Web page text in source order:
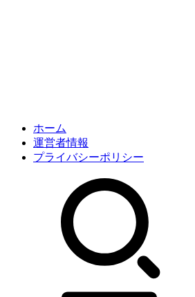
ホーム
運営者情報
プライバシーポリシー